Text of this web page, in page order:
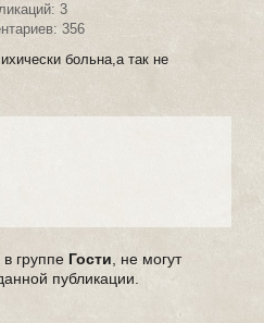
3
356
больна,а так не
группе Гости , не могут
публикации.